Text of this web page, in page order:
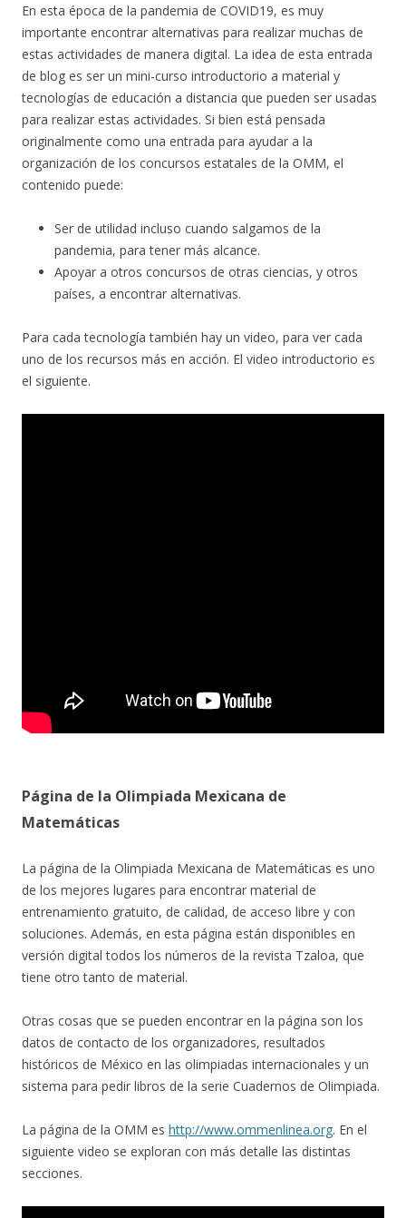
En esta época de la pandemia de COVID19, es muy
importante encontrar alternativas para realizar muchas de
estas actividades de manera digital. La idea de esta entrada
de blog es ser un mini-curso introductorio a material y
tecnologías de educación a distancia que pueden ser usadas
para realizar estas actividades. Si bien está pensada
originalmente como una entrada para ayudar a la
organización de los concursos estatales de la OMM, el
contenido puede:
Ser de utilidad incluso cuando salgamos de la
pandemia, para tener más alcance.
Apoyar a otros concursos de otras ciencias, y otros
países, a encontrar alternativas.
Para cada tecnología también hay un video, para ver cada
uno de los recursos más en acción. El video introductorio es
el siguiente.
Página de la Olimpiada Mexicana de
Matemáticas
La página de la Olimpiada Mexicana de Matemáticas es uno
de los mejores lugares para encontrar material de
entrenamiento gratuito, de calidad, de acceso libre y con
soluciones. Además, en esta página están disponibles en
versión digital todos los números de la revista Tzaloa, que
tiene otro tanto de material.
Otras cosas que se pueden encontrar en la página son los
datos de contacto de los organizadores, resultados
históricos de México en las olimpiadas internacionales y un
sistema para pedir libros de la serie Cuadernos de Olimpiada.
La página de la OMM es http://www.ommenlinea.org. En el
siguiente video se exploran con más detalle las distintas
secciones.